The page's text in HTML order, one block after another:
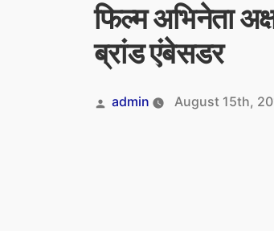
फिल्म अभिनेता
ब्रांड एंबेसडर
Posted
admin August 15th,